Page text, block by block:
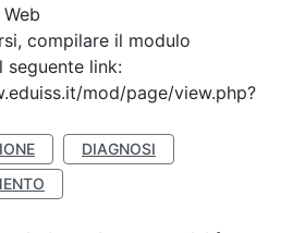
compilare il modulo
seguente link:
mod/page/view.php?
DIAGNOSI